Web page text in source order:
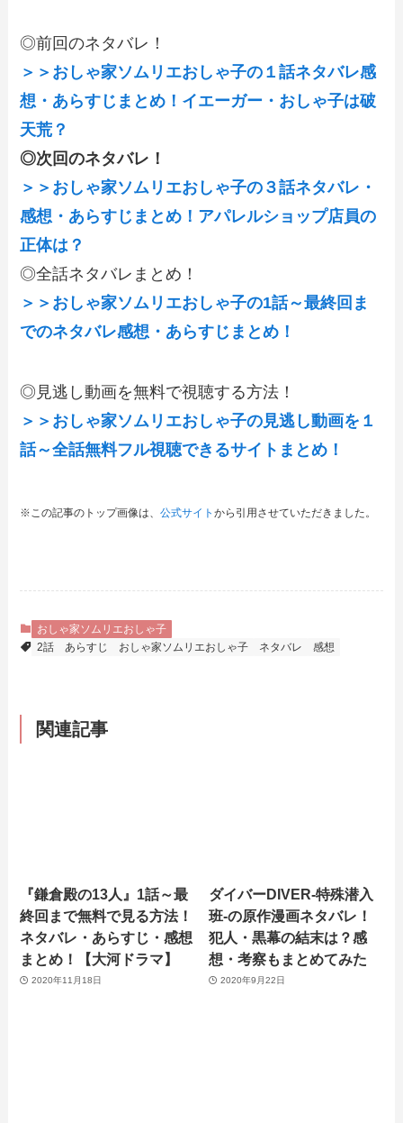
◎前回のネタバレ！
＞＞おしゃ家ソムリエおしゃ子の１話ネタバレ感
想・あらすじまとめ！イエーガー・おしゃ子は破
天荒？
◎次回のネタバレ！
＞＞おしゃ家ソムリエおしゃ子の３話ネタバレ・
感想・あらすじまとめ！アパレルショップ店員の
正体は？
◎全話ネタバレまとめ！
＞＞おしゃ家ソムリエおしゃ子の1話～最終回ま
でのネタバレ感想・あらすじまとめ！
◎見逃し動画を無料で視聴する方法！
＞＞おしゃ家ソムリエおしゃ子の見逃し動画を１
話～全話無料フル視聴できるサイトまとめ！
※この記事のトップ画像は、公式サイトから引用させていただきました。
おしゃ家ソムリエおしゃ子
2話
あらすじ おしゃ家ソムリエおしゃ子 ネタバレ 感想
関連記事
『鎌倉殿の13人』1話～最
終回まで無料で見る方法！
ネタバレ・あらすじ・感想
まとめ！【大河ドラマ】
2020年11月18日
ダイバーDIVER-特殊潜入
班-の原作漫画ネタバレ！
犯人・黒幕の結末は？感
想・考察もまとめてみた
2020年9月22日